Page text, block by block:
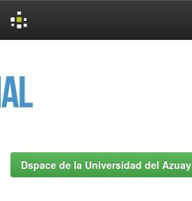
Dspace de la Universidad del Azuay